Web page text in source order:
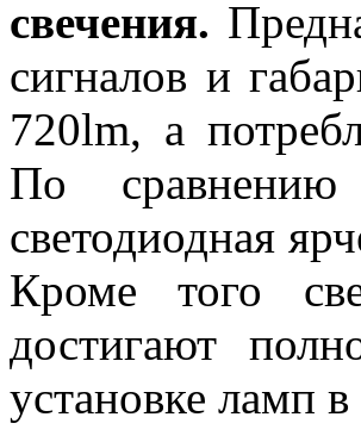
свечения.
сигналов и
720lm, а
По
светодиодная
Кроме того
достигают
установке ламп